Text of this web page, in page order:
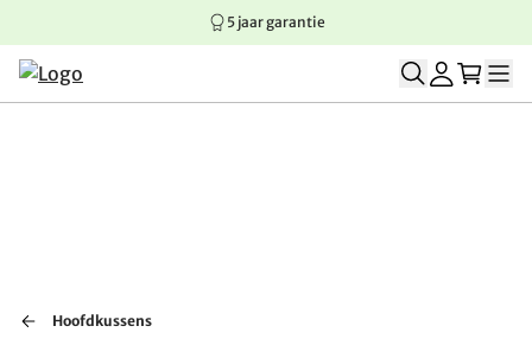
Springen naar hoofdinhoud
Springen naar hoofdnavigatie
Springen naar voettekst
5 jaar garantie
Hoofdkussens